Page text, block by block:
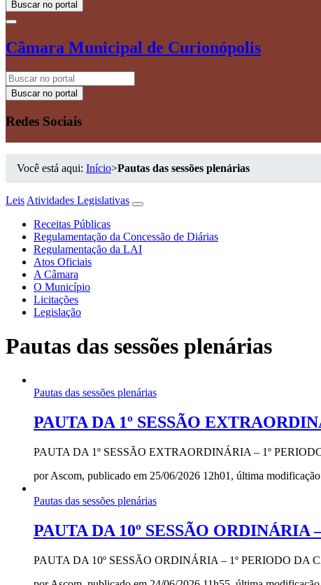
Buscar no portal
Câmara Municipal de Curionópolis
Buscar no portal
Redes Sociais
Você está aqui: Início>Pautas das sessões plenárias
Leis Atividades Legislativas
Receitas Públicas
Regulamentação da Concessão de Diárias
Regulamentação da LAI
Atos Oficiais
A Câmara
O Município
Licitações
Legislação
Pautas das sessões plenárias
Pautas das sessões plenárias
PAUTA DA 1º SESSÃO
PAUTA DA 1º SESSÃO EXTRAORDINÁRIA – 1º
por Ascom, publicado em 25/06/2026 12h01, última
Pautas das sessões plenárias
PAUTA DA 10º SESSÃO ORDINÁRIA
PAUTA DA 10º SESSÃO ORDINÁRIA – 1º PERIODO